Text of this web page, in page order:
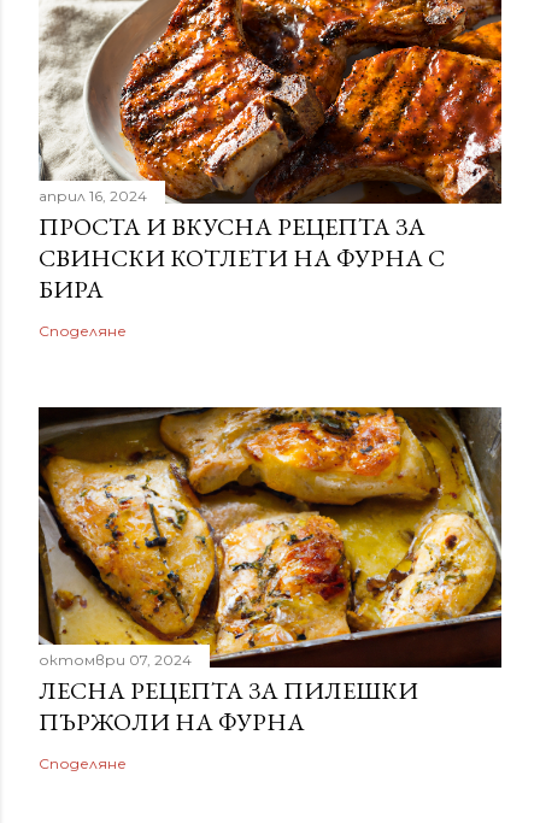
април 16, 2024
ПРОСТА И ВКУСНА РЕЦЕПТА ЗА
СВИНСКИ КОТЛЕТИ НА ФУРНА С
БИРА
Споделяне
октомври 07, 2024
ЛЕСНА РЕЦЕПТА ЗА ПИЛЕШКИ
ПЪРЖОЛИ НА ФУРНА
Споделяне